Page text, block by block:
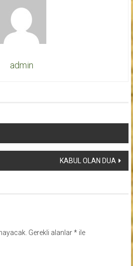
admin
KABUL OLAN DUA
Gerekli alanlar*ile